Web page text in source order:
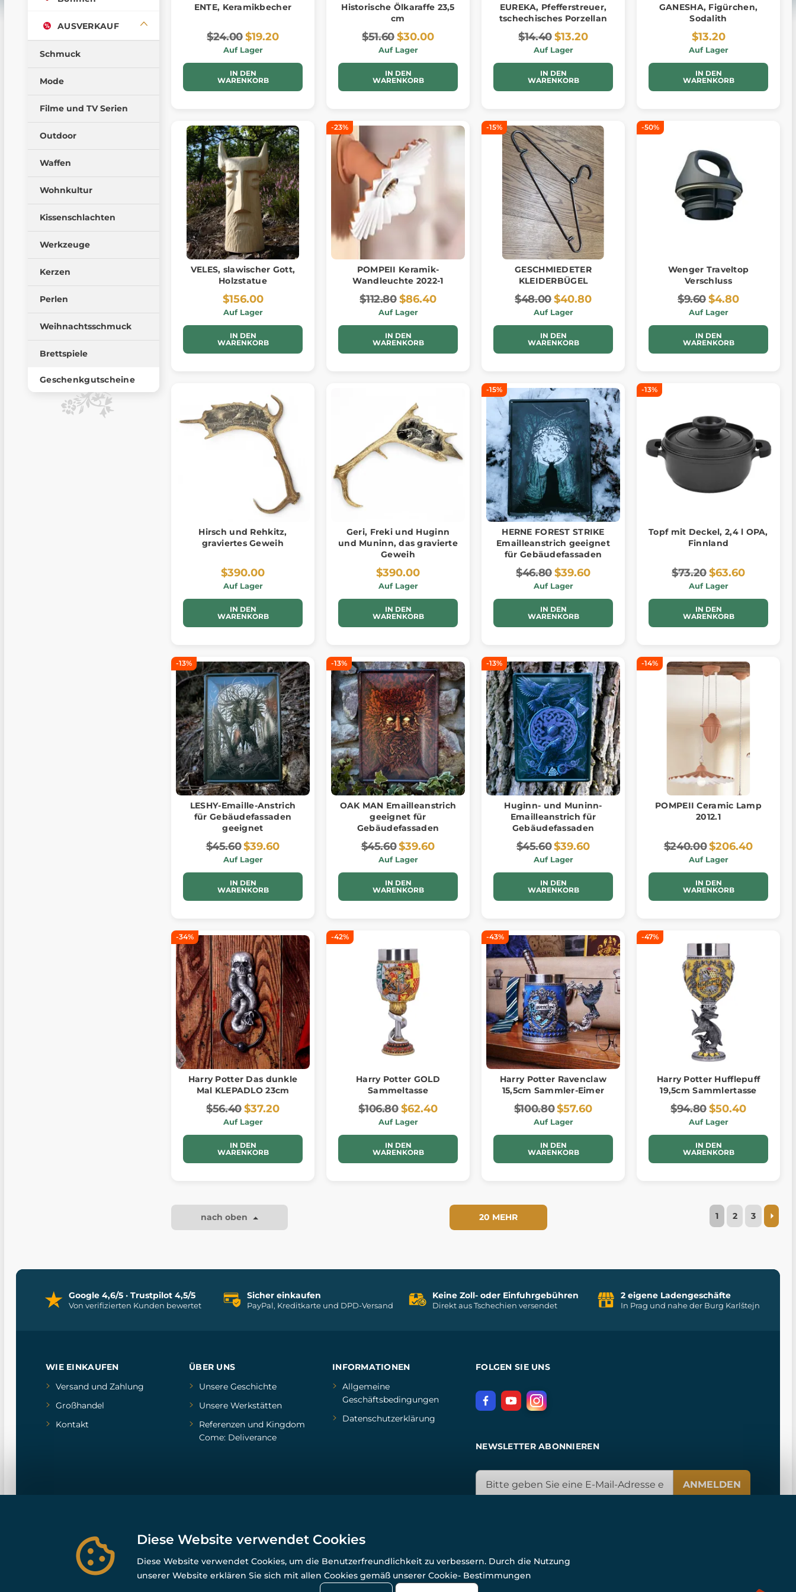
AUSVERKAUF
Schmuck
Mode
Filme und TV Serien
Outdoor
Waffen
Wohnkultur
Kissenschlachten
Werkzeuge
Kerzen
Perlen
Weihnachtsschmuck
Brettspiele
Geschenkgutscheine
ENTE, Keramikbecher
$24.00$19.20
Auf Lager
IN DEN
WARENKORB
Historische Ölkaraffe 23,5
cm
$51.60$30.00
Auf Lager
IN DEN
WARENKORB
EUREKA, Pfefferstreuer,
tschechisches Porzellan
$14.40$13.20
Auf Lager
IN DEN
WARENKORB
GANESHA, Figürchen,
Sodalith
$13.20
Auf Lager
IN DEN
WARENKORB
VELES, slawischer Gott,
Holzstatue
$156.00
Auf Lager
IN DEN
WARENKORB
-23%
POMPEII Keramik-
Wandleuchte 2022-1
$112.80$86.40
Auf Lager
IN DEN
WARENKORB
-15%
GESCHMIEDETER
KLEIDERBÜGEL
$48.00$40.80
Auf Lager
IN DEN
WARENKORB
-50%
Wenger Traveltop
Verschluss
$9.60$4.80
Auf Lager
IN DEN
WARENKORB
Hirsch und Rehkitz,
graviertes Geweih
$390.00
Auf Lager
IN DEN
WARENKORB
Geri, Freki und Huginn
und Muninn, das gravierte
Geweih
$390.00
Auf Lager
IN DEN
WARENKORB
-15%
HERNE FOREST STRIKE
Emailleanstrich geeignet
für Gebäudefassaden
$46.80$39.60
Auf Lager
IN DEN
WARENKORB
-13%
Topf mit Deckel, 2,4 l OPA,
Finnland
$73.20$63.60
Auf Lager
IN DEN
WARENKORB
-13%
LESHY-Emaille-Anstrich
für Gebäudefassaden
geeignet
$45.60$39.60
Auf Lager
IN DEN
WARENKORB
-13%
OAK MAN Emailleanstrich
geeignet für
Gebäudefassaden
$45.60$39.60
Auf Lager
IN DEN
WARENKORB
-13%
Huginn- und Muninn-
Emailleanstrich für
Gebäudefassaden
$45.60$39.60
Auf Lager
IN DEN
WARENKORB
-14%
POMPEII Ceramic Lamp
2012.1
$240.00$206.40
Auf Lager
IN DEN
WARENKORB
-34%
Harry Potter Das dunkle
Mal KLEPADLO 23cm
$56.40$37.20
Auf Lager
IN DEN
WARENKORB
-42%
Harry Potter GOLD
Sammeltasse
$106.80$62.40
Auf Lager
IN DEN
WARENKORB
-43%
Harry Potter Ravenclaw
15,5cm Sammler-Eimer
$100.80$57.60
Auf Lager
IN DEN
WARENKORB
-47%
Harry Potter Hufflepuff
19,5cm Sammlertasse
$94.80$50.40
Auf Lager
IN DEN
WARENKORB
nach oben 20 MEHR 1 2 3
Google 4,6/5 · Trustpilot 4,5/5
Von verifizierten Kunden bewertet
Sicher einkaufen
PayPal, Kreditkarte und DPD-Versand
Keine Zoll- oder Einfuhrgebühren
Direkt aus Tschechien versendet
2 eigene Ladengeschäfte
In Prag und nahe der Burg Karlštejn
WIE EINKAUFEN
Versand und Zahlung
Großhandel
Kontakt
ÜBER UNS
Unsere Geschichte
Unsere Werkstätten
Referenzenund Kingdom
Come: Deliverance
INFORMATIONEN
Allgemeine
Geschäftsbedingungen
Datenschutzerklärung
FOLGEN SIE UNS
NEWSLETTER ABONNIEREN
ANMELDEN
© Alle Rechte vorbehalten. www.wulflund.de 2007-2026.
Powered bySimplia.cz, protected by reCAPTCHA.
Diese Website verwendet Cookies
Diese Website verwendet Cookies, um die Benutzerfreundlichkeit zu verbessern. Durch die Nutzung
unserer Website erklären Sie sich mit allen Cookies gemäß unserer Cookie- Bestimmungen